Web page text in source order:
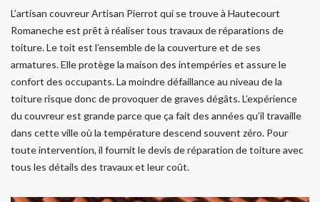
L’artisan couvreur Artisan Pierrot qui se trouve à Hautecourt
Romaneche est prêt à réaliser tous travaux de réparations de
toiture. Le toit est l’ensemble de la couverture et de ses
armatures. Elle protège la maison des intempéries et assure le
confort des occupants. La moindre défaillance au niveau de la
toiture risque donc de provoquer de graves dégâts. L’expérience
du couvreur est grande parce que ça fait des années qu’il travaille
dans cette ville où la température descend souvent zéro. Pour
toute intervention, il fournit le devis de réparation de toiture avec
tous les détails des travaux et leur coût.